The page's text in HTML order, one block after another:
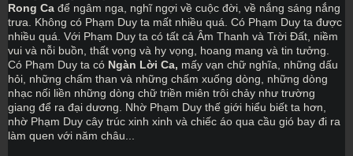
Rong Ca để ngâm nga, nghĩ ngợi về cuộc đời, về nắng sáng nắng
trưa. Không có Phạm Duy ta mất nhiều quá. Có Phạm Duy ta được
nhiều quá. Với Phạm Duy ta có tất cả Âm Thanh và Trời Đất, niềm
vui và nỗi buồn, thất vọng và hy vọng, hoang mang và tin tưởng.
Có Phạm Duy ta có Ngàn Lời Ca, mấy vạn chữ nghĩa, những dấu
hỏi, những chấm than và những chấm xuống dòng, những dòng
nhạc nối liền những dòng chữ triền miên trôi chảy như trường
giang để ra đại dương. Nhờ Phạm Duy thế giới hiểu biết ta hơn,
nhờ Phạm Duy cây trúc xinh xinh và chiếc áo qua cầu gió bay đi ra
làm quen với năm châu...